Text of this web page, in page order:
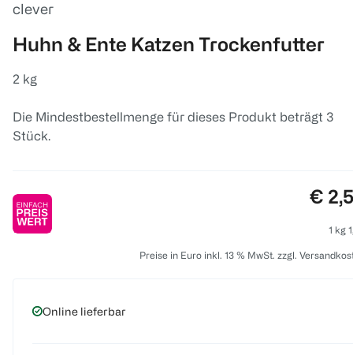
clever
Huhn & Ente Katzen Trockenfutter
2 kg
Die Mindestbestellmenge für dieses Produkt beträgt 3
Stück.
€
1 kg
Preise in Euro inkl. 13 % MwSt. zzgl.
Online lieferbar